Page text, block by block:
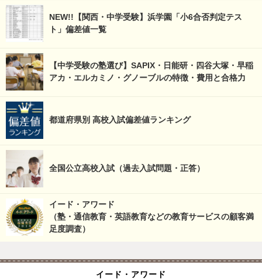
NEW!!【関西・中学受験】浜学園「小6合否判定テス
ト」偏差値一覧
【中学受験の塾選び】SAPIX・日能研・四谷大塚・早稲
アカ・エルカミノ・グノーブルの特徴・費用と合格力
都道府県別 高校入試偏差値ランキング
全国公立高校入試（過去入試問題・正答）
イード・アワード
（塾・通信教育・英語教育などの教育サービスの顧客満
足度調査）
イード・アワード